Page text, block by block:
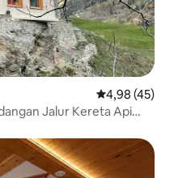
Nilai rata-rata
4,98 (45)
Jalur Kereta Api